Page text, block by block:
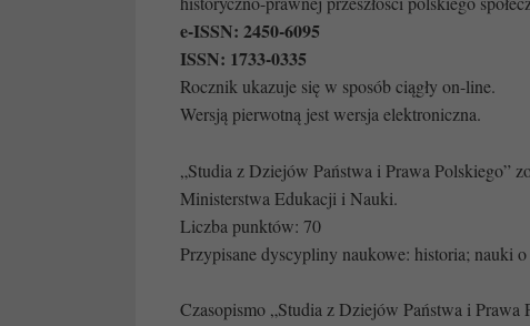
e-ISSN: 2450-6095
ISSN: 1733-0335
Rocznik ukazuje się w sposób ciągły on-line.
Wersją pierwotną jest wersja elektroniczna.
„Studia z Dziejów Państwa i Prawa Polskiego”
Ministerstwa Edukacji i Nauki.
Liczba punktów: 70
Przypisane dyscypliny naukowe: historia; nauki
Czasopismo „Studia z Dziejów Państwa i